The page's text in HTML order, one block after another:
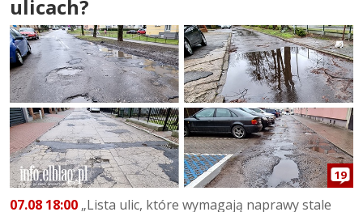
ulicach?
19
07.08 18:00 „Lista ulic, które wymagają naprawy stale